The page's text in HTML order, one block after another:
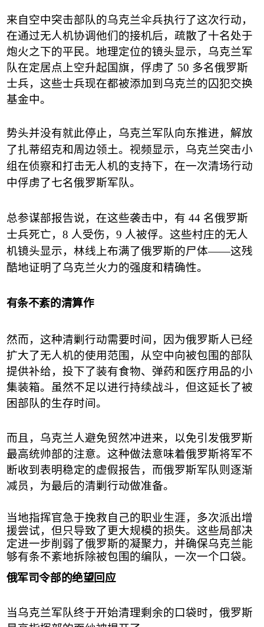
来自空中突击部队的乌克兰伞兵执行了这次行动，
在通过无人机协调他们的接机后，疏散了十名处于
炮火之下的平民。地理定位的镜头显示，乌克兰军
队在定居点上空升起国旗，俘虏了 50 多名俄罗斯
士兵，这些士兵现在都被添加到乌克兰的囚犯交换
基金中。
势头并没有就此停止，乌克兰军队向东推进，解放
了扎蒂绍克和周边领土。视频显示，乌克兰突击小
组在侦察和打击无人机的支持下，在一次清场行动
中俘虏了七名俄罗斯军队。
总参谋部报告说，在这些袭击中，有 44 名俄罗斯
士兵死亡， 8 人受伤， 9 人被俘。这些村庄的无人
机镜头显示，林线上布满了俄罗斯的尸体——这残
酷地证明了乌克兰火力的强度和精确性。
有条不紊的清算作
然而，这种清剿行动需要时间，因为俄罗斯人已经
扩大了无人机的使用范围，从空中向被包围的部队
提供补给，投下了装有食物、弹药和医疗用品的小
集装箱。虽然不足以进行持续战斗，但这延长了被
困部队的生存时间。
而且，乌克兰人避免贸然冲进来，以免引发俄罗斯
最高统帅部的注意。这种做法意味着俄罗斯将军不
断收到表明稳定的虚假报告，而俄罗斯军队则逐渐
减员，为最后的清剿行动做准备。
当地指挥官急于挽救自己的职业生涯，多次派出增
援尝试，但只导致了更大规模的损失。这些局部决
定进一步削弱了俄罗斯的凝聚力，并确保乌克兰能
够有条不紊地拆除被包围的编队，一次一个口袋。
俄军司令部的绝望回应
当乌克兰军队终于开始清理剩余的口袋时，俄罗斯